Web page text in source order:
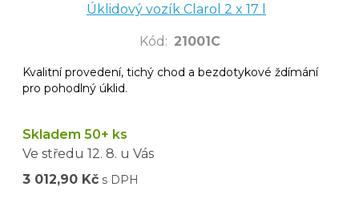
Úklidový vozík Clarol 2 x 17 l
Kód : 21001C
Kvalitní provedení, tichý chod a bezdotykové ždímání
pro pohodlný úklid.
Skladem 50+ ks
Ve středu 12. 8. u Vás
3 012,90 Kč s DPH